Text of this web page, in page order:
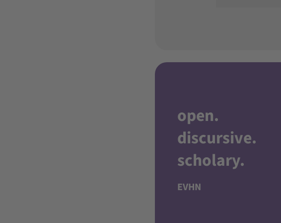
open.
discursive.
scholary.
EVHN